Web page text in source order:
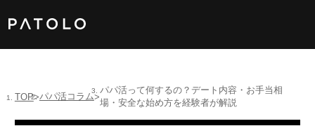
男性TOP
TOP パパ活コラム
パパ活って何するの？デート内容・お手当相
場・安全な始め方を経験者が解説